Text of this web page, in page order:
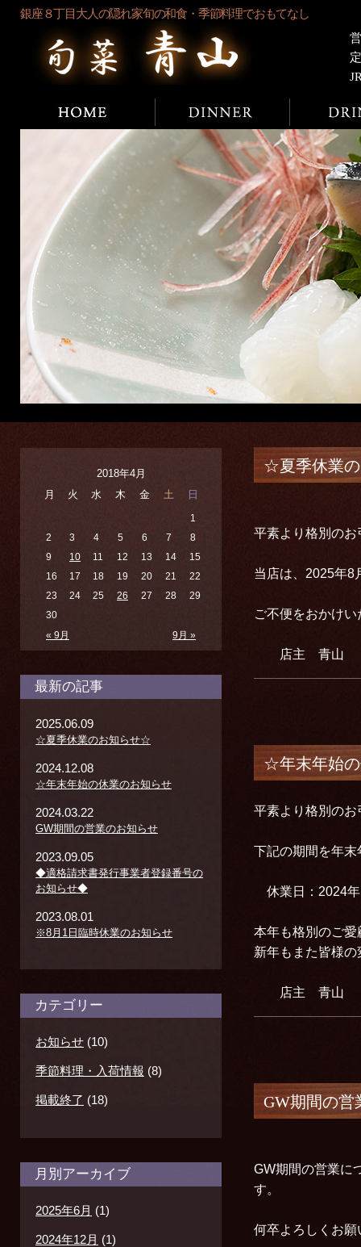
銀座８丁目大人の隠れ家旬の和食・季節料理でおもてなし
ホーム ディナー
☆夏季休業
平素より格別の
当店は、2025年8
ご不便をおかけ
店主 青山
☆年末年始
平素より格別の
下記の期間を年
休業日：2024年
本年も格別のご
新年もまた皆様
店主 青山
GW期間の営
GW期間の営業に
す。
何卒よろしく
2018年4月
月
火 水 木 金 土 日
« 9月 9月 »
1
2
3 4 5 6 7
8
9
10 11 12 13 14
15
16
17 18 19 20 21
22
23
24 25 26 27 28
29
30
最新の記事
2025.06.09
☆夏季休業のお知らせ☆
2024.12.08
☆年末年始の休業のお知らせ
2024.03.22
GW期間の営業のお知らせ
2023.09.05
◆適格請求書発行事業者登録番号の
お知らせ◆
2023.08.01
※8月1日臨時休業のお知らせ
カテゴリー
お知らせ (10)
季節料理・入荷情報 (8)
掲載終了 (18)
月別アーカイブ
2025年6月 (1)
2024年12月 (1)